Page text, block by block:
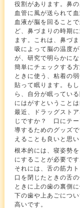
役割があります。鼻
血管に風が送られて
血液が脳を回ること
ど、鼻づまりの時期
ます。これは、鼻づ
吸によって脳の温度
が、研究で明らかに
簡単にチェックする
ときに使う、粘着の
貼って眠ります。も
ら、自分が眠ってい
にはがすということ
最近、ドラッグスト
じですか？ 口にテー
導するためのグッズ
えることも良いと思い
根本的には、寝姿勢
にすることが必要です
それには、舌の筋力
口を閉じたときの舌
ときに上の歯の裏側
下の歯や上あごにつ
高いです。